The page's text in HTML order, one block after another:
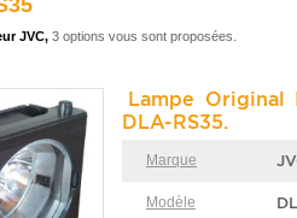
JVC, 3 options vous sont proposées.
Lampe Original
DLA-RS35.
Marque
Modèle